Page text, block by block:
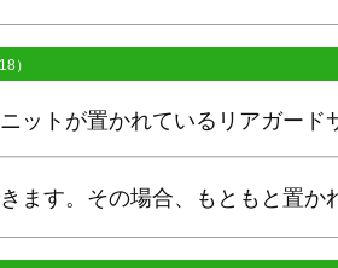
）
ットが置かれているリアガード
ます。その場合、もともと置か